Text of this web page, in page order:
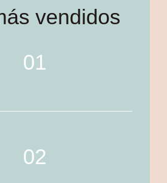
vendidos
01
02